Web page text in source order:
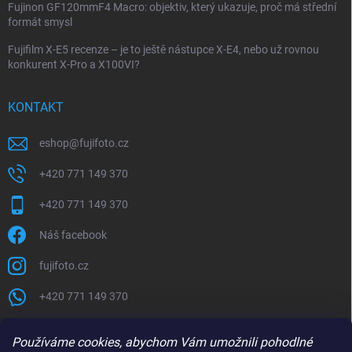
Používáme cookies, abychom Vám umožnili pohodlné
Fujinon GF120mmF4 Macro: objektiv, který ukazuje, proč má střední
formát smysl
Fujifilm X-E5 recenze – je to ještě nástupce X-E4, nebo už rovnou
konkurent X-Pro a X100VI?
KONTAKT
eshop@fujifoto.cz
+420 771 149 370
+420 771 149 370
Náš facebook
fujifoto.cz
+420 771 149 370
PŘIJÍMÁME ONLINE PLATBY